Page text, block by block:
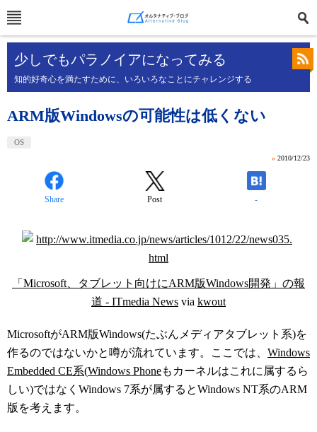
少しでもパラノイアになってみる
知的好奇心を満たすために、いろいろなことにチャレンジする
ARM版Windowsの可能性は低くない
OS
» 2010/12/23
Share Post -
「Microsoft、タブレット向けにARM版Windows開発」の報
道 - ITmedia News via kwout
MicrosoftがARM版Windows(たぶんメディアタブレット系)を
作るのではないかと噂が流れています。ここでは、 Windows
Embedded CE系(Windows Phoneもカーネルはこれに属するら
しい)ではなくWindows 7系が属するとWindows NT系のARM
版を考えます。